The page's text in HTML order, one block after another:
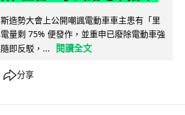
造勢大會上公開嘲諷電動車車主患有「里
量剩 75% 便發作，並重申已廢除電動車強
即反駁，...
閱讀全文
分享